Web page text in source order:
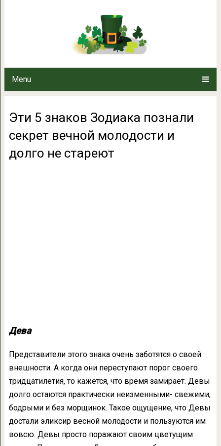
Menu
Эти 5 знаков Зодиака
Эти 5 знаков Зодиака познали
секрет вечной молодости и
долго не стареют
Дева
Представители этого знака очень заботятся о своей
внешности. А когда они переступают порог своего
тридцатилетия, то кажется, что время замирает. Девы
долго остаются практически неизменными- свежими,
бодрыми и без морщинок. Такое ощущение, что Девы
достали эликсир весной молодости и пользуются им
вовсю. Девы просто поражают своим цветущим